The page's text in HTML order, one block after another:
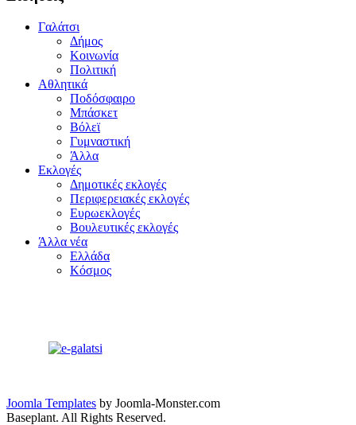
Γαλάτσι
Δήμος
Κοινωνία
Πολιτική
Αθλητικά
Ποδόσφαιρο
Μπάσκετ
Βόλεϊ
Γυμναστική
Άλλα
Εκλογές
Δημοτικές εκλογές
Περιφερειακές εκλογές
Ευρωεκλογές
Βουλευτικές εκλογές
Άλλα νέα
Ελλάδα
Κόσμος
Joomla Templates by Joomla-Monster.com
Baseplant. All Rights Reserved.